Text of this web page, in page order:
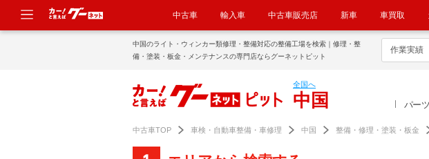
中古車 輸入車 中古車販売店 新車 車買取
中国のライト・ウィンカー類修理・整備対応の整備工場を検索｜修理・整
備・塗装・板金・メンテナンスの専門店ならグーネットピット
全国へ
中国 パー
中古車TOP 車検・自動車整備・車修理 中国 整備・修理・塗装・板金